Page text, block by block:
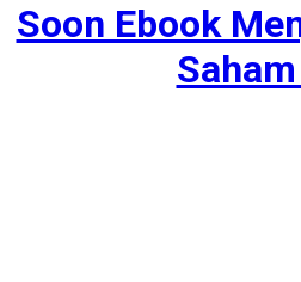
Soon Ebook